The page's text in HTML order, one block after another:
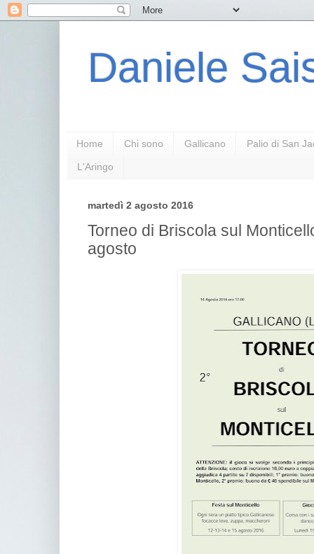
Daniele
Home Chi sono Gallicano Palio di San
L'Aringo
martedì 2 agosto 2016
Torneo di Briscola sul
agosto